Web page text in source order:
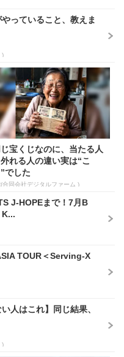
っていること、教えま
)
じ宝くじなのに、当たる人
れる人の違い実は“こ
でした
合同会社デジタルファーム )
J-HOPEまで！7月B
K...
TOUR＜Serving-X
人はこれ】同じ結果、
)